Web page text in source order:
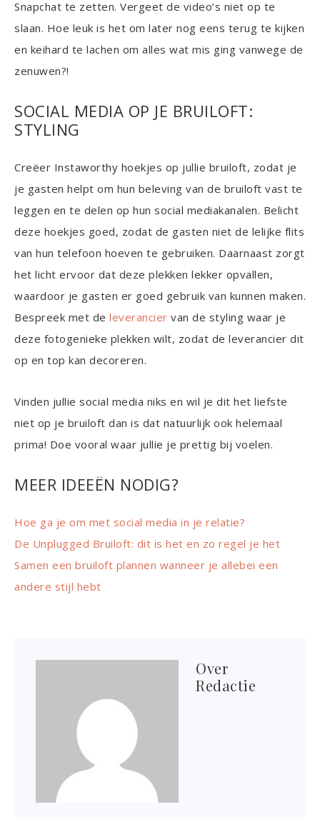
Snapchat te zetten. Vergeet de video’s niet op te
slaan. Hoe leuk is het om later nog eens terug te kijken
en keihard te lachen om alles wat mis ging vanwege de
zenuwen?!
SOCIAL MEDIA OP JE BRUILOFT:
STYLING
Creëer Instaworthy hoekjes op jullie bruiloft, zodat je
je gasten helpt om hun beleving van de bruiloft vast te
leggen en te delen op hun social mediakanalen. Belicht
deze hoekjes goed, zodat de gasten niet de lelijke flits
van hun telefoon hoeven te gebruiken. Daarnaast zorgt
het licht ervoor dat deze plekken lekker opvallen,
waardoor je gasten er goed gebruik van kunnen maken.
Bespreek met de leverancier van de styling waar je
deze fotogenieke plekken wilt, zodat de leverancier dit
op en top kan decoreren.
Vinden jullie social media niks en wil je dit het liefste
niet op je bruiloft dan is dat natuurlijk ook helemaal
prima! Doe vooral waar jullie je prettig bij voelen.
MEER IDEEËN NODIG?
Hoe ga je om met social media in je relatie?
De Unplugged Bruiloft: dit is het en zo regel je het
Samen een bruiloft plannen wanneer je allebei een
andere stijl hebt
Over
Redactie